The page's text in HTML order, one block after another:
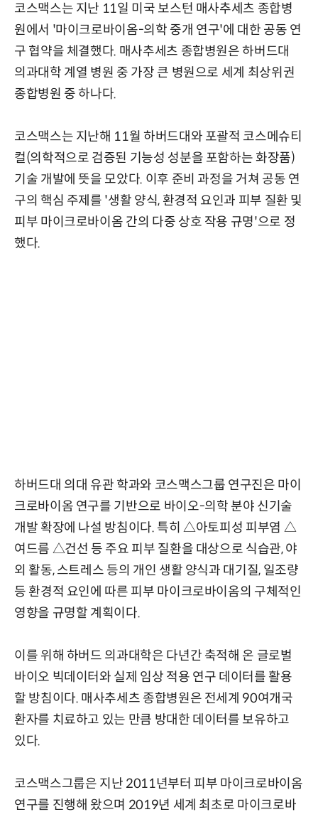
코스맥스는 지난 11일 미국 보스턴 매사추세츠 종합병
원에서 '마이크로바이옴-의학 중개 연구'에 대한 공동 연
구 협약을 체결했다. 매사추세츠 종합병원은 하버드대
의과대학 계열 병원 중 가장 큰 병원으로 세계 최상위권
종합병원 중 하나다.
코스맥스는 지난해 11월 하버드대와 포괄적 코스메슈티
컬(의학적으로 검증된 기능성 성분을 포함하는 화장품)
기술 개발에 뜻을 모았다. 이후 준비 과정을 거쳐 공동 연
구의 핵심 주제를 '생활 양식, 환경적 요인과 피부 질환 및
피부 마이크로바이옴 간의 다중 상호 작용 규명'으로 정
했다.
하버드대 의대 유관 학과와 코스맥스그룹 연구진은 마이
크로바이옴 연구를 기반으로 바이오-의학 분야 신기술
개발 확장에 나설 방침이다. 특히 △아토피성 피부염 △
여드름 △건선 등 주요 피부 질환을 대상으로 식습관, 야
외 활동, 스트레스 등의 개인 생활 양식과 대기질, 일조량
등 환경적 요인에 따른 피부 마이크로바이옴의 구체적인
영향을 규명할 계획이다.
이를 위해 하버드 의과대학은 다년간 축적해 온 글로벌
바이오 빅데이터와 실제 임상 적용 연구 데이터를 활용
할 방침이다. 매사추세츠 종합병원은 전세계 90여개국
환자를 치료하고 있는 만큼 방대한 데이터를 보유하고
있다.
코스맥스그룹은 지난 2011년부터 피부 마이크로바이옴
연구를 진행해 왔으며 2019년 세계 최초로 마이크로바